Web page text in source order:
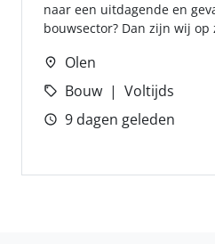
naar een uitdagende en
bouwsector? Dan zijn wij op
Olen
Bouw
Voltijds
9 dagen geleden